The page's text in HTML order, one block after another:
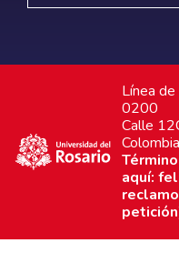
Línea
0200
Calle
Colombia
aquí: